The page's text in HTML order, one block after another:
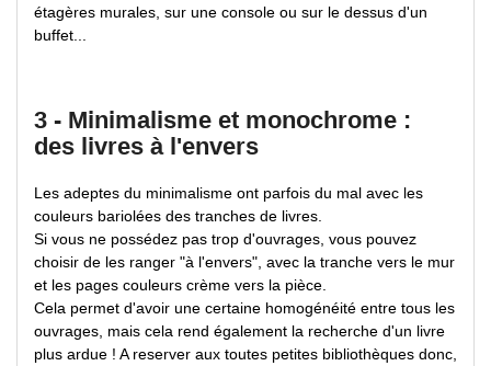
étagères murales, sur une console ou sur le dessus d'un
buffet...
3 - Minimalisme et monochrome :
des livres à l'envers
Les adeptes du minimalisme ont parfois du mal avec les
couleurs bariolées des tranches de livres.
Si vous ne possédez pas trop d'ouvrages, vous pouvez
choisir de les ranger "à l'envers", avec la tranche vers le mur
et les pages couleurs crème vers la pièce.
Cela permet d'avoir une certaine homogénéité entre tous les
ouvrages, mais cela rend également la recherche d'un livre
plus ardue ! A reserver aux toutes petites bibliothèques donc,